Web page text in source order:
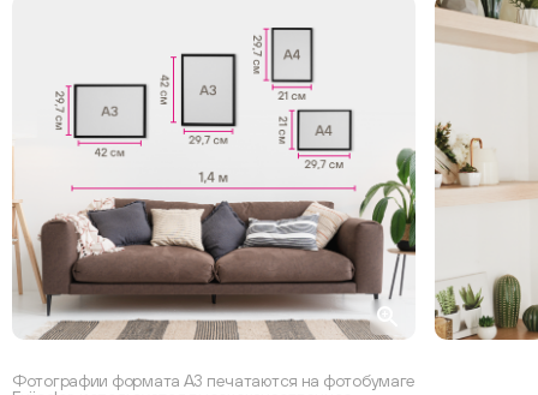
Фотографии формата А3 печатаются на фотобумаге